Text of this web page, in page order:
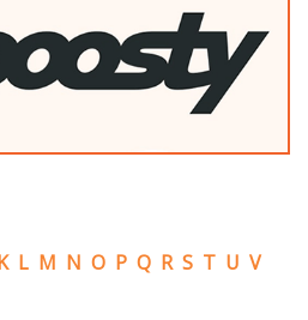
L M N O P Q R S T U V